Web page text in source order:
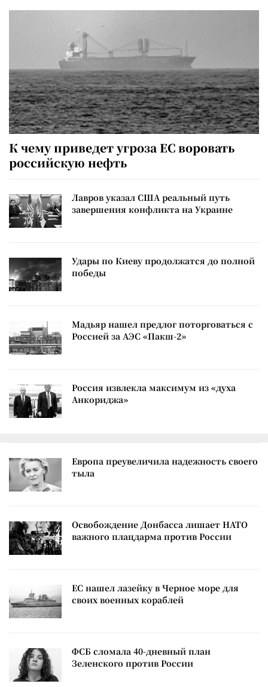
К чему приведет угроза ЕС воровать
российскую нефть
Лавров указал США реальный путь
завершения конфликта на Украине
Удары по Киеву продолжатся до полной
победы
Мадьяр нашел предлог поторговаться с
Россией за АЭС «Пакш-2»
Россия извлекла максимум из «духа
Анкориджа»
Европа преувеличила надежность своего
тыла
Освобождение Донбасса лишает НАТО
важного плацдарма против России
ЕС нашел лазейку в Черное море для
своих военных кораблей
ФСБ сломала 40-дневный план
Зеленского против России